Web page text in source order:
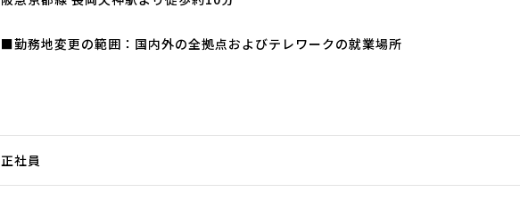
■勤務地変更の範囲：国内外の全拠点およびテレワークの就業場所
正社員